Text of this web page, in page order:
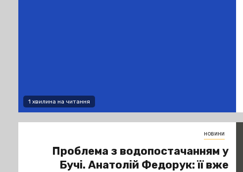
1 хвилина на читання
новини
Проблема з водопостачанням у
Бучі. Анатолій Федорук: її вже